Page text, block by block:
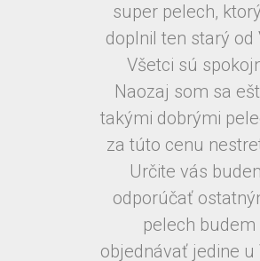
super pelech,
doplnil ten starý od
Všetci sú
Naozaj som sa
takými dobrými
za túto cenu
Určite vás
odporúčať
pelech budem
objednávať jedine u